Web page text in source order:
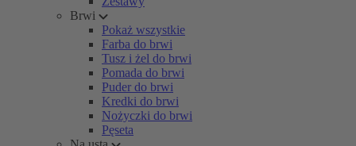
Brwi
Pokaż wszystkie
Farba do brwi
Tusz i żel do brwi
Pomada do brwi
Puder do brwi
Kredki do brwi
Nożyczki do brwi
Pęseta